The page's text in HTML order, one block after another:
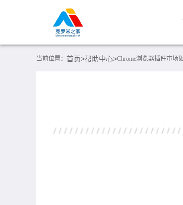
当前位置： 首页>帮助中心>Chrome浏览器插件市场